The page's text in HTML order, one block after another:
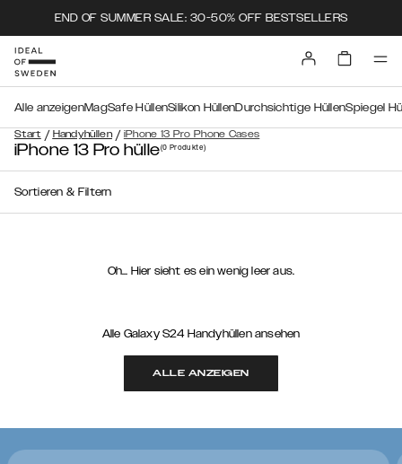
END OF SUMMER SALE: 30-50% OFF BESTSELLERS
Start / Handyhüllen / iPhone 13 Pro Phone Cases
Alle anzeigenMagSafe HüllenSilikon HüllenDurchsichtige HüllenSpiegel
iPhone 13 Pro hülle(0 Produkte)
Sortieren & Filtern
Oh… Hier sieht es ein wenig leer aus.
Alle Galaxy S24 Handyhüllen ansehen
ALLE ANZEIGEN